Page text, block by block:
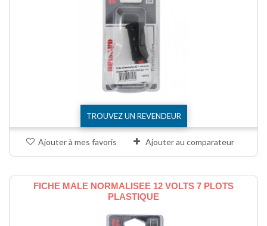
TROUVEZ UN REVENDEUR
Ajouter à mes favoris Ajouter au comparateur
FICHE MALE NORMALISEE 12 VOLTS 7 PLOTS
PLASTIQUE